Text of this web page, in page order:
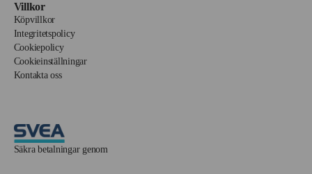
Villkor
Köpvillkor
Integritetspolicy
Cookiepolicy
Cookieinställningar
Kontakta oss
Säkra betalningar genom